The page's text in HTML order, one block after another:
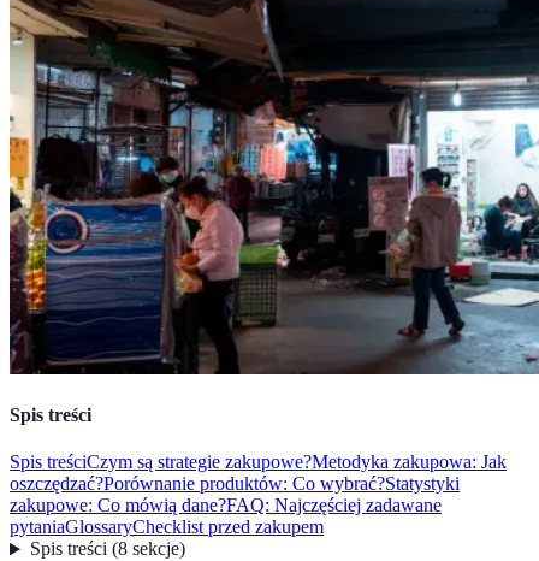
Spis treści
Spis treściCzym są strategie zakupowe?Metodyka zakupowa: Jak
oszczędzać?Porównanie produktów: Co wybrać?Statystyki
zakupowe: Co mówią dane?FAQ: Najczęściej zadawane
pytaniaGlossaryChecklist przed zakupem
Spis treści(8 sekcje)